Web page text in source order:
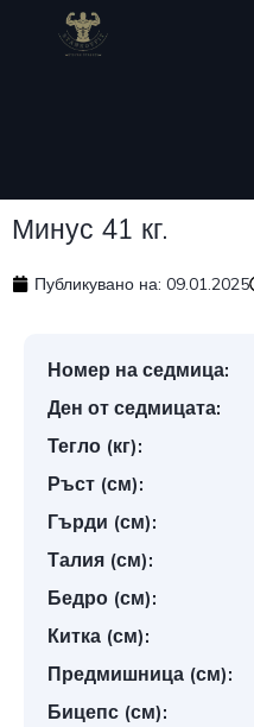
Минус 41 кг.
Публикувано на: 09.01.2025
Номер на седмица:
Ден от седмицата:
Тегло (кг):
Ръст (см):
Гърди (см):
Талия (см):
Бедро (см):
Китка (см):
Предмишница (см):
Бицепс (см):